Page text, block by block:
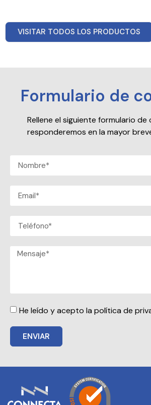
VISITAR TODOS LOS PRODUCTOS
Formulario de
Rellene el siguiente formulario
responderemos en la mayor
He leído y acepto la política de
ENVIAR